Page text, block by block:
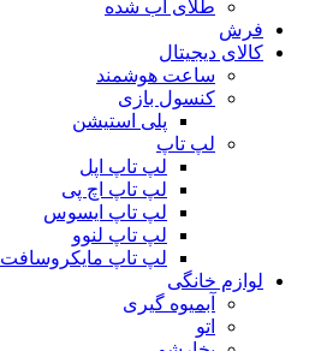
طلای آب شده
فرش
کالای دیجیتال
ساعت هوشمند
کنسول بازی
پلی استیشن
لپ تاپ
لپ تاپ اپل
لپ تاپ اچ پی
لپ تاپ ایسوس
لپ تاپ لنوو
لپ تاپ مایکروسافت
لوازم خانگی
آبمیوه گیری
اتو